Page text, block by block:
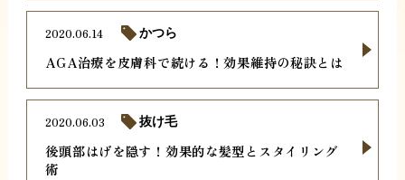
AGA治療を皮膚科で続ける！効果維持の秘訣とは
2020.06.14 かつら
後頭部はげを隠す！効果的な髪型とスタイリング
術
2020.06.03 抜け毛